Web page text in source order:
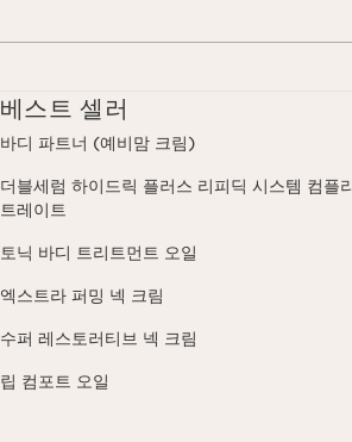
베스트 셀러
바디 파트너 (예비맘 크림)
더블세럼 하이드릭 플러스 리피딕 시스템 컴플
트레이트
토닉 바디 트리트먼트 오일
엑스트라 퍼밍 넥 크림
수퍼 레스토러티브 넥 크림
립 컴포트 오일